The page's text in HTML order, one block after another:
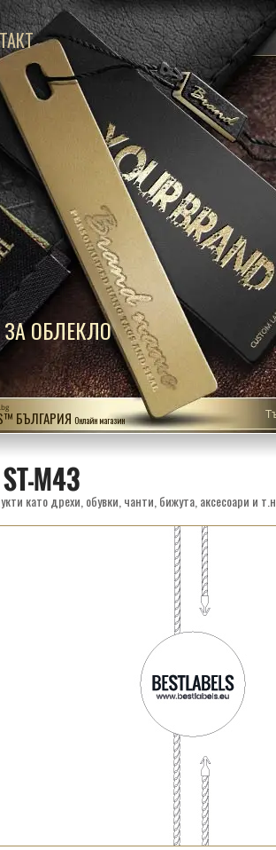
БЪЛГАРИЯ Онлайн магазин
ОБЛЕКЛО
M43
като дрехи, обувки, чанти, бижута, аксесоари и т.н.